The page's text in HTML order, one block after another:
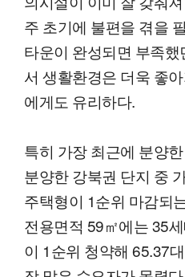
주 초기에 불편을 겪을
타운이 완성되면 부족
서 생활환경은 더욱 좋
에게도 유리하다.
특히 가장 최근에 분양
분양한 강북권 단지 중
주택형이 1순위 마감되
전용면적 59㎡에는 35
이 1순위 청약해 65.37